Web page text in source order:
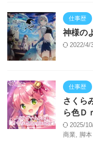
仕事歴
神様の
2022/4/
仕事歴
さくら
ら色Ｄ
2025/
商業, 脚本